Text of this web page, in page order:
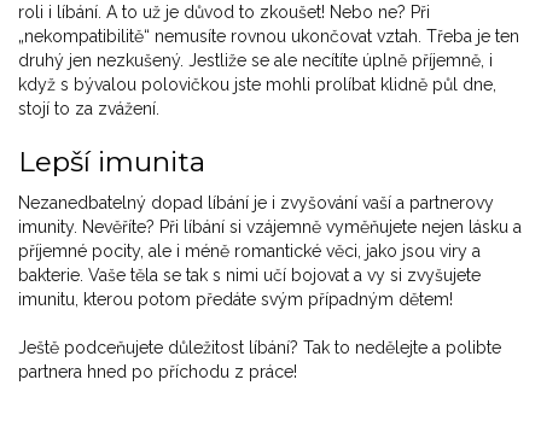
roli i líbání. A to už je důvod to zkoušet! Nebo ne? Při
„nekompatibilitě“ nemusíte rovnou ukončovat vztah. Třeba je ten
druhý jen nezkušený. Jestliže se ale necítíte úplně příjemně, i
když s bývalou polovičkou jste mohli prolíbat klidně půl dne,
stojí to za zvážení.
Lepší imunita
Nezanedbatelný dopad líbání je i zvyšování vaší a partnerovy
imunity. Nevěříte? Při líbání si vzájemně vyměňujete nejen lásku a
příjemné pocity, ale i méně romantické věci, jako jsou viry a
bakterie. Vaše těla se tak s nimi učí bojovat a vy si zvyšujete
imunitu, kterou potom předáte svým případným dětem!
Ještě podceňujete důležitost líbání? Tak to nedělejte a polibte
partnera hned po příchodu z práce!